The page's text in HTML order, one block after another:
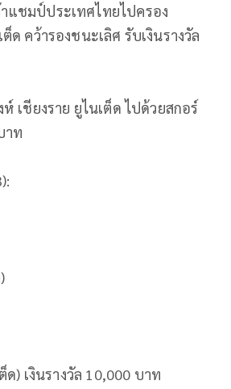
แชมป์ประเทศไทยไปครอง
คว้ารองชนะเลิศ รับเงินรางวัล
เชียงราย ยูไนเต็ด ไปด้วยสกอร์
าท
) เงินรางวัล 10,000 บาท